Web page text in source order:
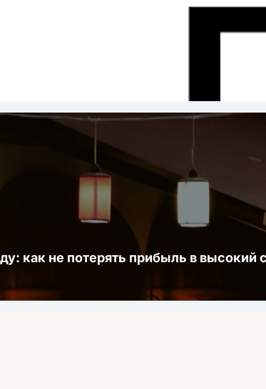
как не потерять прибыль в высокий